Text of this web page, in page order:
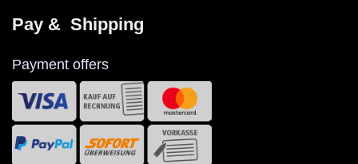
Pay &  Shipping
Payment offers